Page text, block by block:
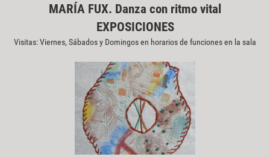
MARÍA FUX. Danza con ritmo vital
EXPOSICIONES
Visitas: Viernes, Sábados y Domingos en horarios de funciones en la sala